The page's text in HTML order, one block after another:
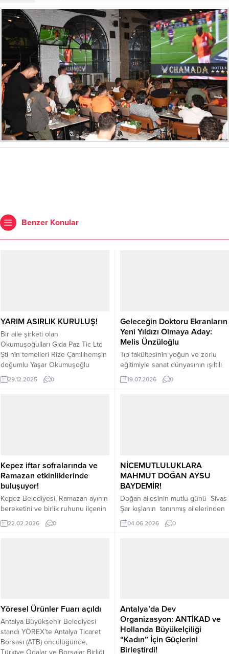
Benzer Konular
YARIM ASIRLIK KURULUŞ!
Bir aile şirketi olan
Okumuşoğulları Gıda Paz Tic Ltd
Şti nin temelleri Rize Çamlıhemşin
doğumlu Yaşar Okumuşoğlu
tarafından 1976 da Antalya’da
atılmıştır. Dört kuşaktır pastane ve
29.12.2025 0
Geleceğin Doktoru Ekranların
Yeni Yıldızı Olmaya Aday:
Melis Ünzüloğlu
Tıp fakültesinin yoğun ve zorlu
eğitimiyle sanat dünyasının ışıltılı
temposunu bir arada yürüten 22
yaşındaki Melis Ünzüloğlu, hem
karşısına çıkmaya hazırlanan...
19.07.2026 0
Kepez iftar sofralarında ve
Ramazan etkinliklerinde
buluşuyor!
Kepez Belediyesi, Ramazan ayının
bereketini ve birlik ruhunu ilçenin
dört bir yanında kuracağı iftar
sofraları ve kültürel etkinliklerle
sofrada ve aynı meydanlarda
buluşturacak. İlçenin 68
mahallesini...
22.02.2026 0
NİCEMUTLULUKLARA
MAHMUT DOĞAN AYSU
BAYDEMİR!
Doğan ailesinin mutlu günü Sivas
Şar kışlanın tanınmış ailelerinden
Antalya’da iş İnsanı Gamze
Cenk Doğan Oğulları Mahmut
adayının Babası Annesi...
04.06.2026 0
Yöresel Ürünler Fuarı açıldı
Antalya Büyükşehir Belediyesi
standı YÖREX’te Antalya Ticaret
Borsası (ATB) öncülüğünde,
Antalya’da Dev
Organizasyon: ANTİKAD ve
Hollanda Büyükelçiliği
“Kadın” İçin Güçlerini
Birleştirdi!